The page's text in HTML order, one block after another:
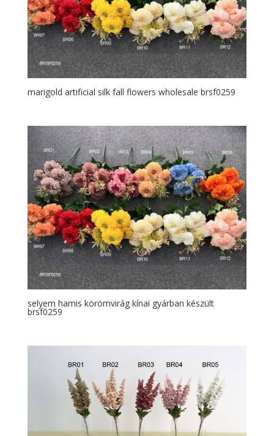
marigold artificial silk fall flowers wholesale brsf0259
selyem hamis körömvirág kínai gyárban készült
brsf0259